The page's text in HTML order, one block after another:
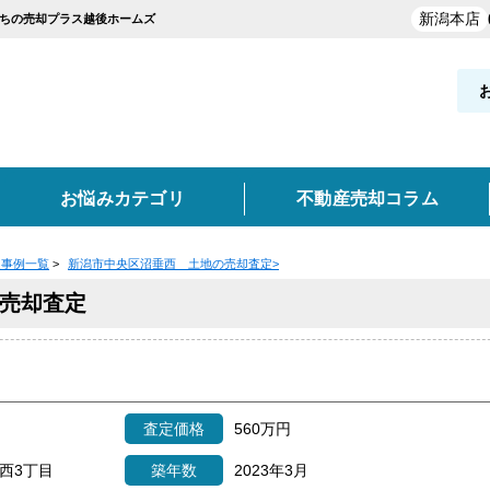
の売却プラス越後ホームズ
績を探す
新発田市・聖籠町 妙高市 東京・神奈川・埼玉・千葉
土地 収益物件
お悩みカテゴリ
買取 空き家 離婚 任意売却 事故物件
不動産売却コラム
立ち情報
取の違い 不動産売却時の諸費用 高く売るポイント
例一覧 > 新潟市中央区沼垂西 土地の売却査定>
却査定
査定価格 560万円
3丁目 築年数 2023年3月
新潟本店